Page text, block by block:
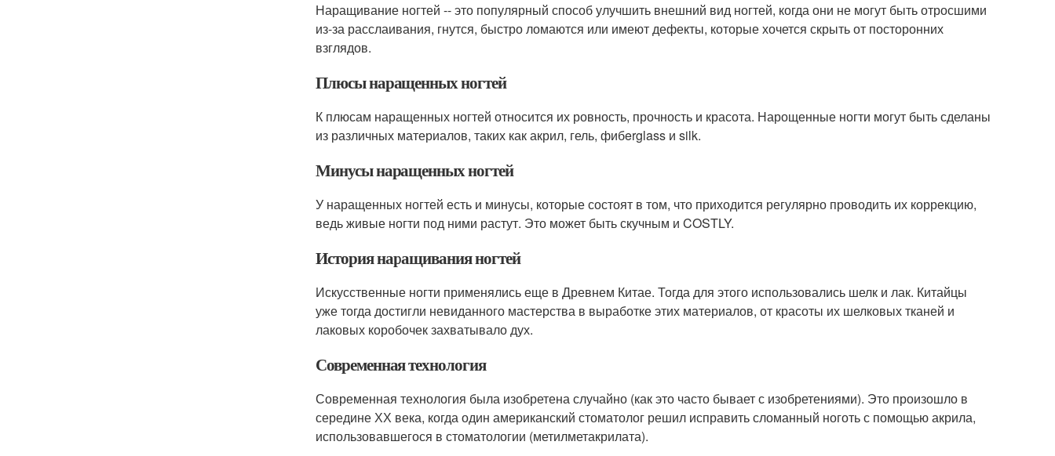
Наращивание ногтей -- это популярный способ улучшить внешний вид ногтей, когда они не могут быть отросшими
из-за расслаивания, гнутся, быстро ломаются или имеют дефекты, которые хочется скрыть от посторонних
взглядов.
Плюсы наращенных ногтей
К плюсам наращенных ногтей относится их ровность, прочность и красота. Нарощенные ногти могут быть сделаны
из различных материалов, таких как акрил, гель, фибerglass и silk.
Минусы наращенных ногтей
У наращенных ногтей есть и минусы, которые состоят в том, что приходится регулярно проводить их коррекцию,
ведь живые ногти под ними растут. Это может быть скучным и COSTLY.
История наращивания ногтей
Искусственные ногти применялись еще в Древнем Китае. Тогда для этого использовались шелк и лак. Китайцы
уже тогда достигли невиданного мастерства в выработке этих материалов, от красоты их шелковых тканей и
лаковых коробочек захватывало дух.
Современная технология
Современная технология была изобретена случайно (как это часто бывает с изобретениями). Это произошло в
середине ХХ века, когда один американский стоматолог решил исправить сломанный ноготь с помощью акрила,
использовавшегося в стоматологии (метилметакрилата).